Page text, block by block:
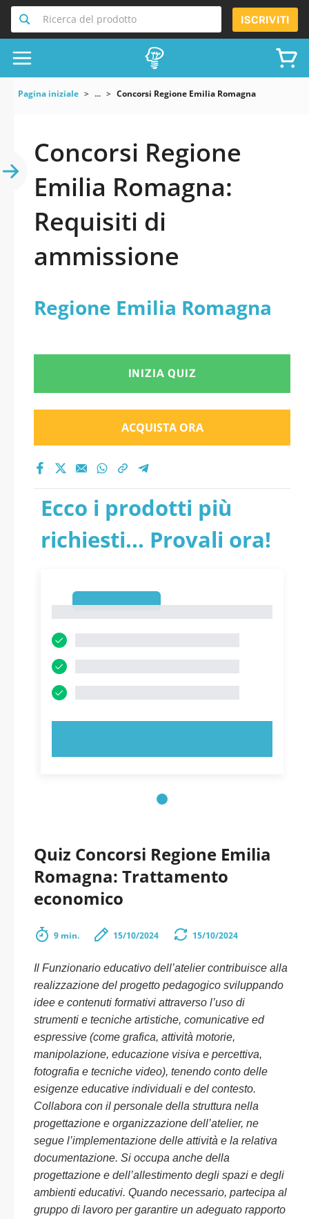
Ricerca del prodotto ISCRIVITI
Pagina iniziale ... Concorsi Regione Emilia Romagna
Concorsi Regione
Emilia Romagna:
Requisiti di
ammissione
Regione Emilia Romagna
INIZIA QUIZ
ACQUISTA ORA
Ecco i prodotti più
richiesti... Provali ora!
Quiz Concorsi Regione Emilia
Romagna: Trattamento
economico
9 min. 15/10/2024 15/10/2024
Il Funzionario educativo dell’atelier contribuisce alla
realizzazione del progetto pedagogico sviluppando
idee e contenuti formativi attraverso l’uso di
strumenti e tecniche artistiche, comunicative ed
espressive (come grafica, attività motorie,
manipolazione, educazione visiva e percettiva,
fotografia e tecniche video), tenendo conto delle
esigenze educative individuali e del contesto.
Collabora con il personale della struttura nella
progettazione e organizzazione dell’atelier, ne
segue l’implementazione delle attività e la relativa
documentazione. Si occupa anche della
progettazione e dell’allestimento degli spazi e degli
ambienti educativi. Quando necessario, partecipa al
gruppo di lavoro per garantire un adeguato rapporto